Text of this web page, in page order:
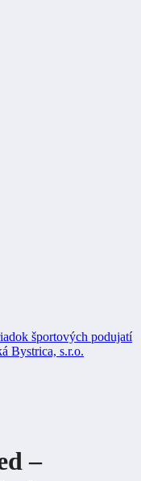
športových podujatí
Bystrica, s.r.o.
–